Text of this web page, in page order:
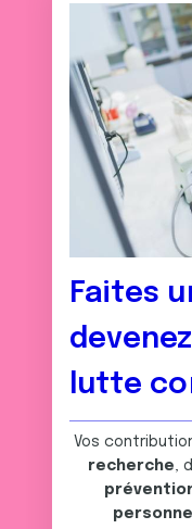
Faites
lutte
Vos
recherche,